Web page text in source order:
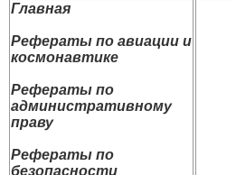
Главная
Рефераты по авиации и
космонавтике
Рефераты по
административному
праву
Рефераты по
безопасности